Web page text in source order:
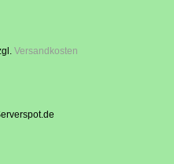
Versandkosten